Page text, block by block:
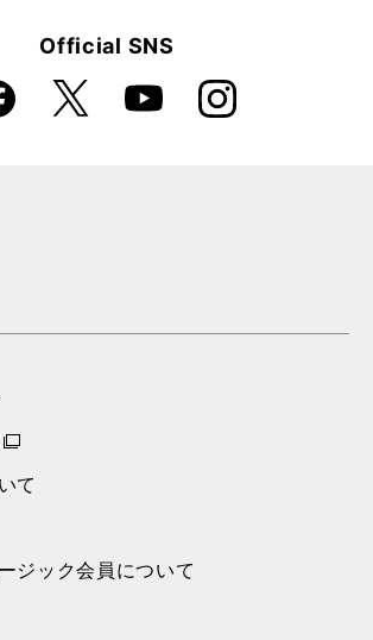
Official SNS
X YouTube Instagra
m
て
ジック会員について